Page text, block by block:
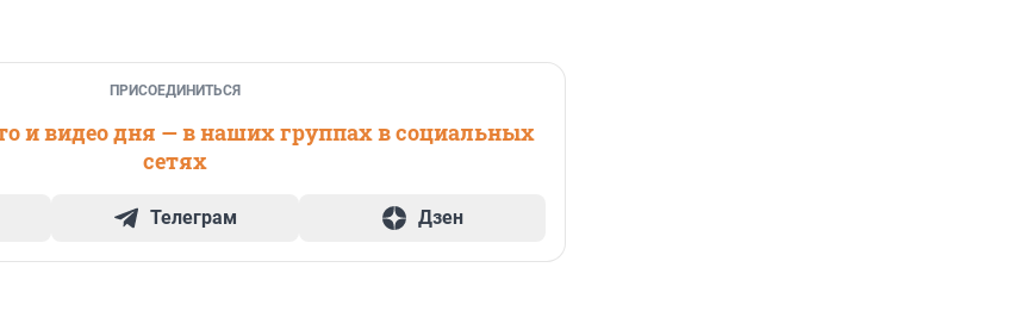
ПРИСОЕДИНИТЬСЯ
и видео дня — в наших группах в социальных
сетях
Телеграм Дзен